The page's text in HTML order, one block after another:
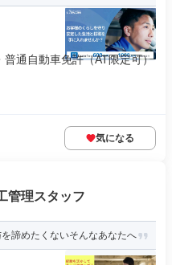
通自動車免許（AT限定可）
気になる
管理スタッフ
諦めたくないそんなあなたへ